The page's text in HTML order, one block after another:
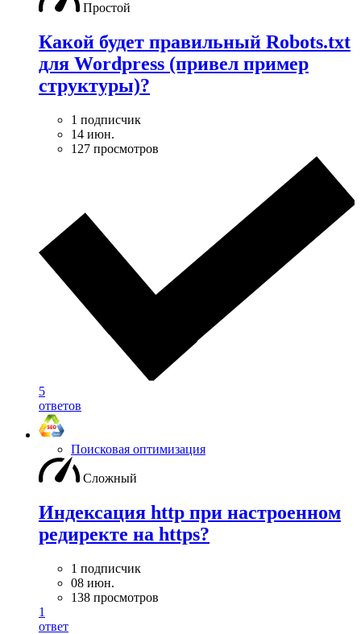
Простой
Какой будет правильный Robots.txt
для Wordpress (привел пример
структуры)?
1 подписчик
14 июн.
127 просмотров
5
ответов
Поисковая оптимизация
Сложный
Индексация http при настроенном
редиректе на https?
1 подписчик
08 июн.
138 просмотров
1
ответ